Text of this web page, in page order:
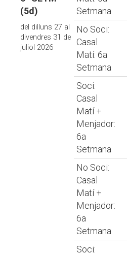
(5d)
del dilluns 27 al
divendres 31 de
juliol 2026
Setmana
No Soci:
Casal
Matí: 6a
Setmana
Soci:
Casal
Matí +
Menjador:
6a
Setmana
No Soci:
Casal
Matí +
Menjador:
6a
Setmana
Soci: